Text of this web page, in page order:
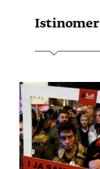
Istinomer